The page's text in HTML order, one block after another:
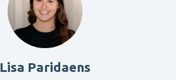
Lisa Paridaens